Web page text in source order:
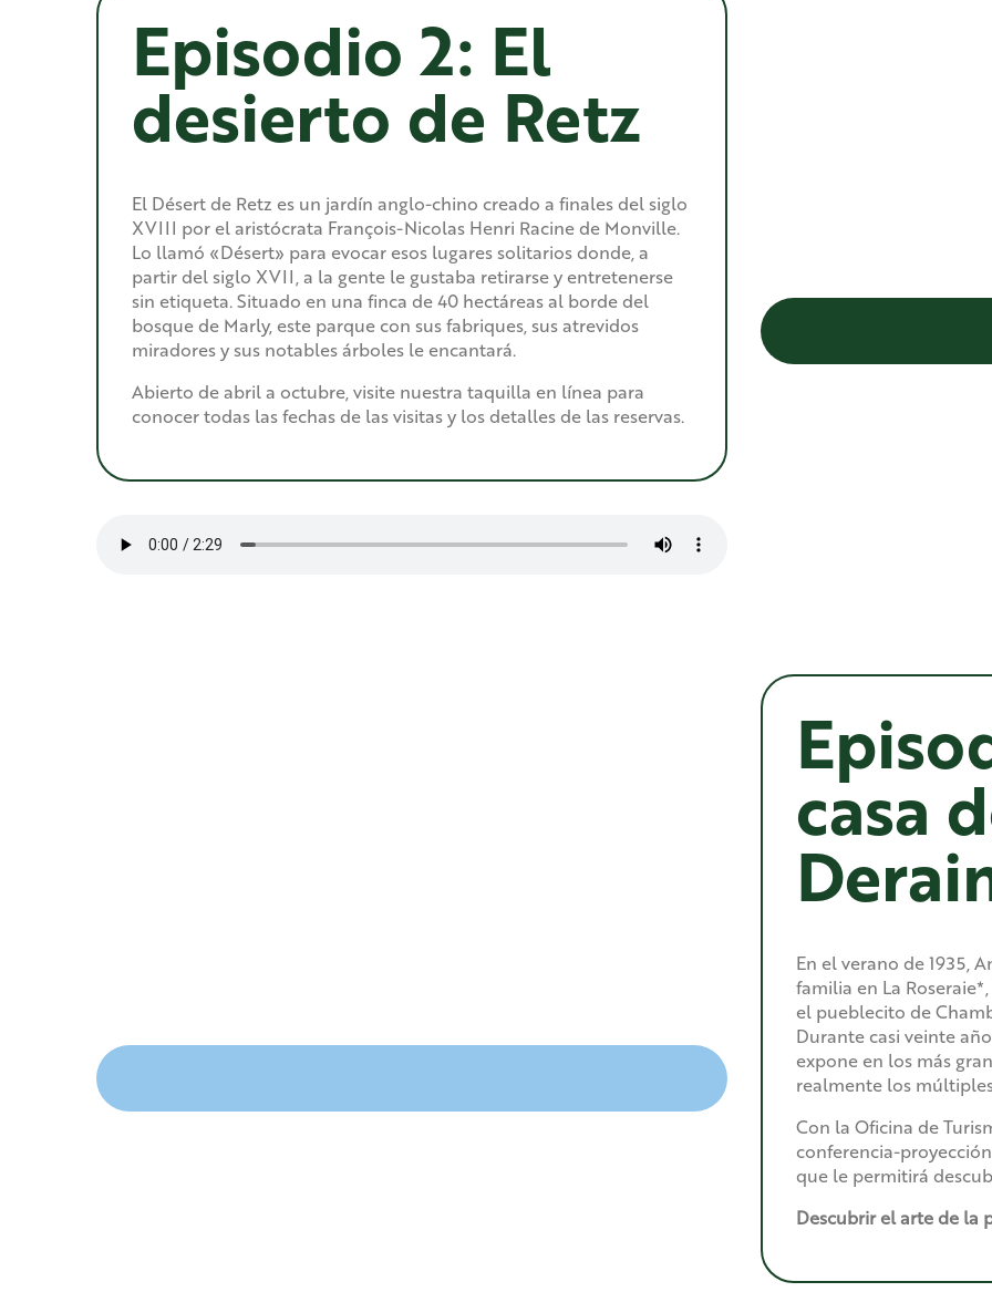
Episodio 2: El
desierto de Retz
El Désert de Retz es un jardín anglo-chino creado a finales del siglo
XVIII por el aristócrata François-Nicolas Henri Racine de Monville.
Lo llamó «Désert» para evocar esos lugares solitarios donde, a
partir del siglo XVII, a la gente le gustaba retirarse y entretenerse
sin etiqueta. Situado en una finca de 40 hectáreas al borde del
bosque de Marly, este parque con sus fabriques, sus atrevidos
miradores y sus notables árboles le encantará.
Abierto de abril a octubre, visite nuestra taquilla en línea para
conocer todas las fechas de las visitas y los detalles de las reservas.
casa
En el verano de 1935,
familia en La
el pueblecito de
Durante casi veinte
expone en los más
realmente los
Con la Oficina de
conferencia-
que le permitirá
Descubrir el arte de la